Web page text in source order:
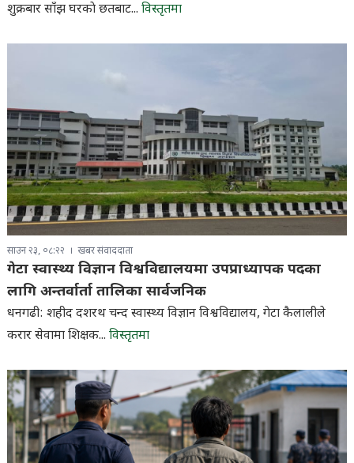
शुक्रबार साँझ घरकाे छतबाट... विस्तृतमा
साउन २३, ०८:२२ खबर संवाददाता
गेटा स्वास्थ्य विज्ञान विश्वविद्यालयमा उपप्राध्यापक पदका
लागि अन्तर्वार्ता तालिका सार्वजनिक
धनगढी: शहीद दशरथ चन्द स्वास्थ्य विज्ञान विश्वविद्यालय, गेटा कैलालीले
करार सेवामा शिक्षक... विस्तृतमा